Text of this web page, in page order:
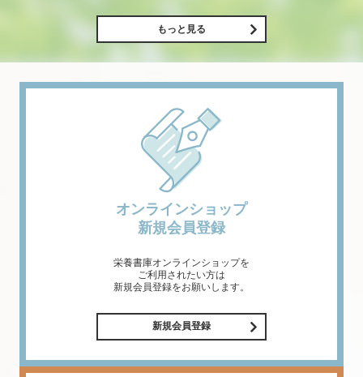
もっと見る
オンラインショップ
新規会員登録
栄養書庫オンラインショップを
ご利用されたい方は
新規会員登録をお願いします。
新規会員登録